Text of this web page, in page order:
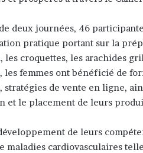
deux journées, 46
pratique portant sur la
les croquettes, les arachides
les femmes ont bénéficié de
stratégies de vente en ligne,
et le placement de leurs
de leurs
maladies cardiovasculaires
Maroc